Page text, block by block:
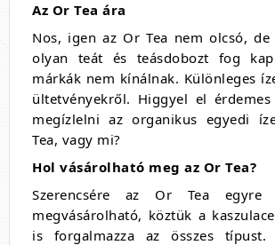
Az Or Tea ára
Nos, igen az Or Tea nem olcsó,
olyan teát és teásdobozt fog
márkák nem kínálnak. Különleges
ültetvényekről. Higgyel el
megízlelni az organikus egyedi
Tea, vagy mi?
Hol vásárolható meg az Or Tea?
Szerencsére az Or Tea egyre
megvásárolható, köztük a
is forgalmazza az összes típust.